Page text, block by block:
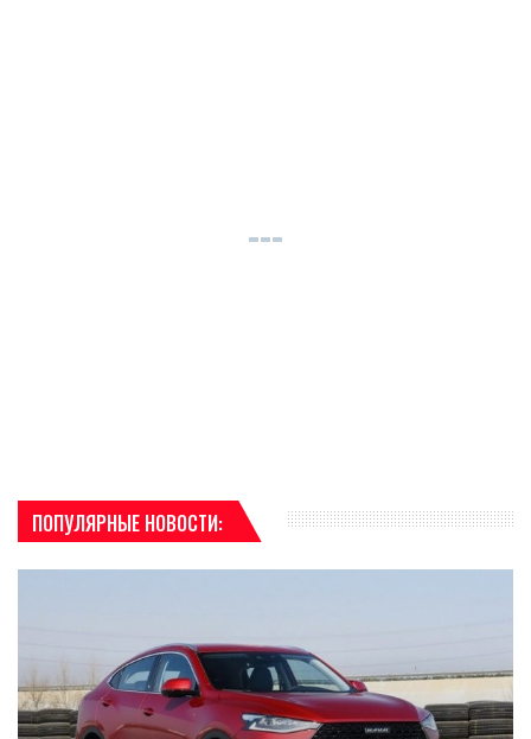
ПОПУЛЯРНЫЕ НОВОСТИ: